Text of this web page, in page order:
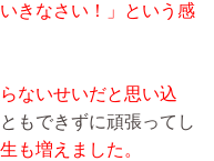
きなさい！」という感
ないせいだと思い込
もできずに頑張ってし
も増えました。